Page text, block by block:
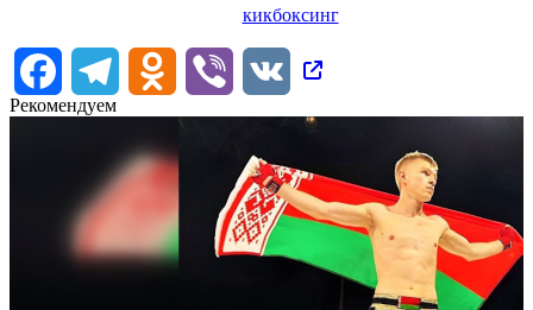
кикбоксинг
FacebookTelegram Odnoklassniki
Viber
VK
Рекомендуем